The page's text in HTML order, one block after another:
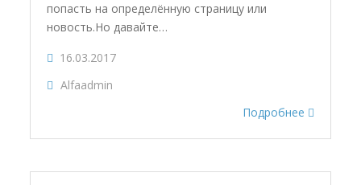
попасть на определённую страницу или
новость.Но давайте…
16.03.2017
Alfaadmin
Подробнее